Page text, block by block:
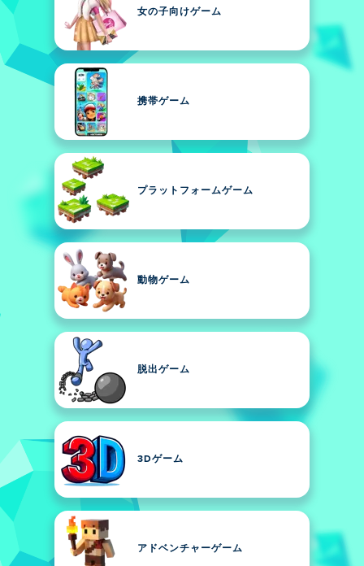
女の子向けゲーム
携帯ゲーム
プラットフォームゲーム
動物ゲーム
脱出ゲーム
3Dゲーム
アドベンチャーゲーム